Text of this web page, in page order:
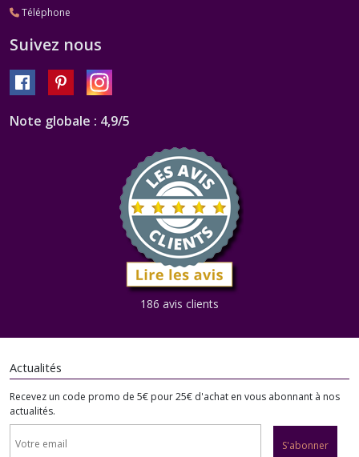
Téléphone
Suivez nous
Note globale : 4,9/5
186 avis clients
Actualités
Recevez un code promo de 5€ pour 25€ d'achat en vous abonnant à nos
actualités.
S'abonner